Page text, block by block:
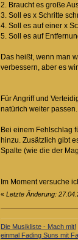
2. Braucht es große
3. Soll es x Schritte
4. Soll es auf einer x
5. Soll es auf
Das heißt, wenn man
verbessern, aber es
Für Angriff und
natürich weiter passen.
Bei einem Fehlschlag
hinzu. Zusätzlich gibt
Spalte (wie die der
Im Moment versuche
« Letzte Änderung:
Die Musikliste - Mach mit!
einmal Fading Suns mit